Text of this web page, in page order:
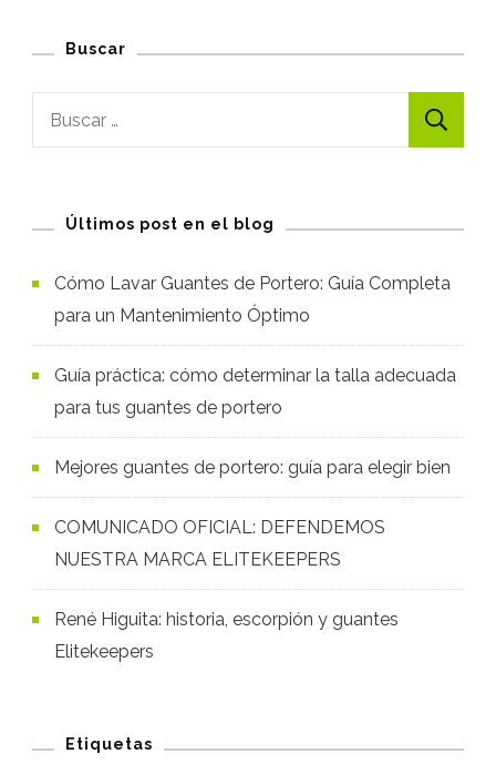
Buscar
Buscar:
Últimos post en el blog
Cómo Lavar Guantes de Portero: Guía Completa
para un Mantenimiento Óptimo
Guía práctica: cómo determinar la talla adecuada
para tus guantes de portero
Mejores guantes de portero: guía para elegir bien
COMUNICADO OFICIAL: DEFENDEMOS
NUESTRA MARCA ELITEKEEPERS
René Higuita: historia, escorpión y guantes
Elitekeepers
Etiquetas